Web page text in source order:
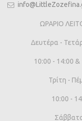
ΩΡΑΡΙΟ
Δευτέρα -
10:00 - 14:00 &
Τρίτη -
10:00 -